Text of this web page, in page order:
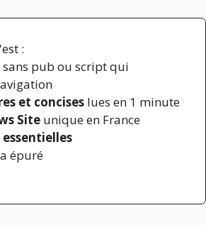
:
sans pub ou script qui
et concises lues en 1 minute
Site unique en France
essentielles
épuré